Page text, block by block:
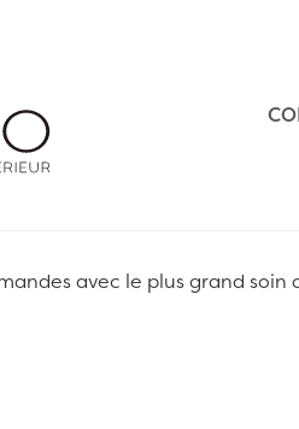
avec le plus grand soin